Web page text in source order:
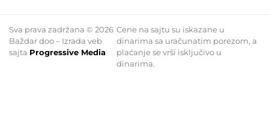
Sva prava zadržana © 2026
Baždar doo – Izrada veb
sajta Progressive Media
Cene na sajtu su iskazane u
dinarima sa uračunatim porezom, a
plaćanje se vrši isključivo u
dinarima.